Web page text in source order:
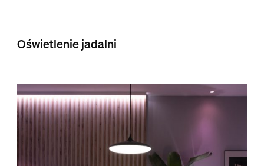
Oświetlenie jadalni